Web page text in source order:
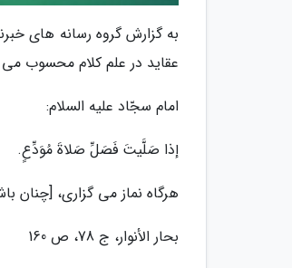
به گزارش گروه رسانه های
عقاید در علم کلام محسوب
امام سجّاد علیه السلام:
إذا صَلَّیتَ فَصَلِّ صَلاةَ مُوَدِّعٍ.
هرگاه نماز مى گزارى، [چنان
بحار الأنوار، ج 78، ص 160